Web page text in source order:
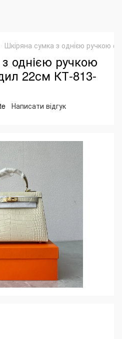
Шкіряна сумка з однією ручкою
однією ручкою
22см КТ-813-
Написати відгук